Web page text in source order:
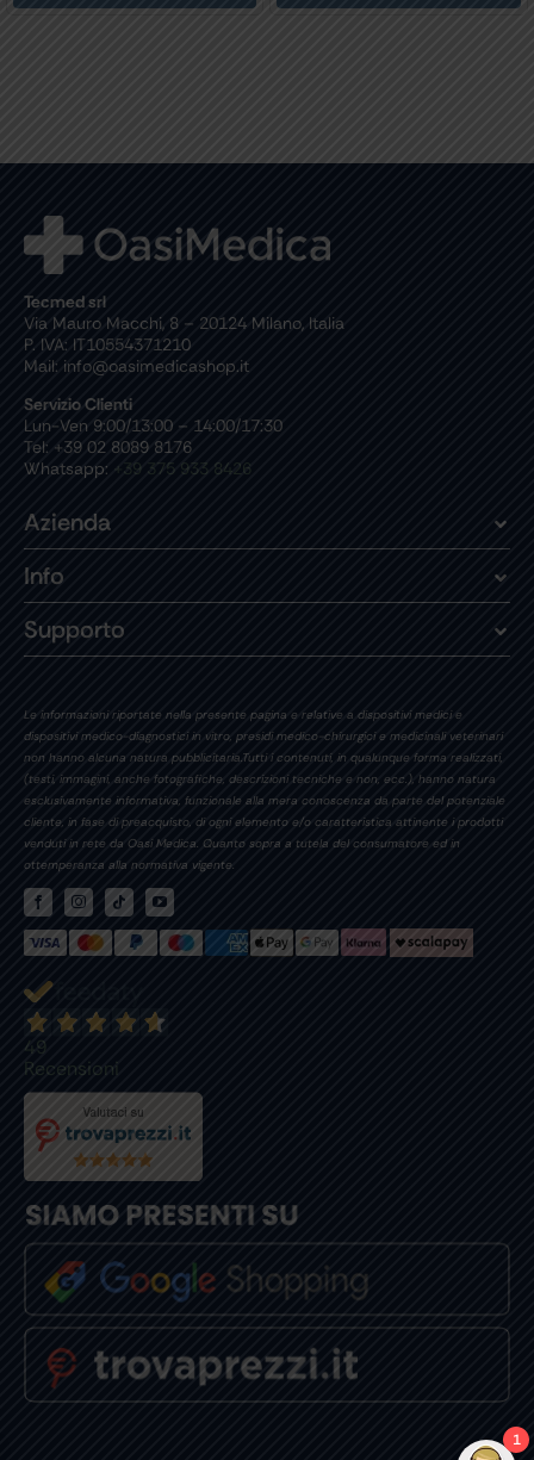
Tecmed srl
Via Mauro Macchi, 8 – 20124 Milano, Italia
P. IVA: IT10554371210
Mail: info@oasimedicashop.it
Servizio Clienti
Lun-Ven 9:00/13:00 – 14:00/17:30
Tel: +39 02 8089 8176
Whatsapp: +39 375 933 8426
Azienda
Info
Supporto
Le informazioni riportate nella presente pagina e relative a dispositivi medici e
dispositivi medico-diagnostici in vitro, presidi medico-chirurgici e medicinali veterinari
non hanno alcuna natura pubblicitaria.Tutti i contenuti, in qualunque forma realizzati,
(testi, immagini, anche fotografiche, descrizioni tecniche e non, ecc.), hanno natura
esclusivamente informativa, funzionale alla mera conoscenza da parte del potenziale
cliente, in fase di preacquisto, di ogni elemento e/o caratteristica attinente i prodotti
venduti in rete da Oasi Medica. Quanto sopra a tutela del consumatore ed in
ottemperanza alla normativa vigente.
49
Recensioni
1